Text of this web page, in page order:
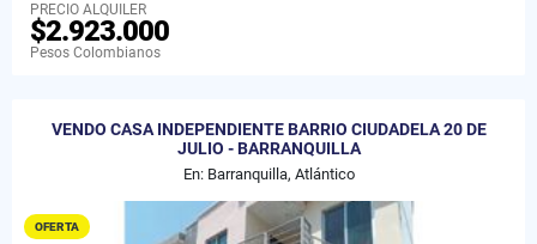
PRECIO ALQUILER
$2.923.000
Pesos Colombianos
VENDO CASA INDEPENDIENTE BARRIO CIUDADELA 20 DE
JULIO - BARRANQUILLA
En: Barranquilla, Atlántico
OFERTA